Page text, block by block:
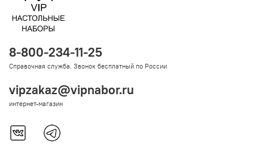
8-800-234-11-25
Справочная служба. Звонок бесплатный по России
vipzakaz@vipnabor.ru
интернет-магазин